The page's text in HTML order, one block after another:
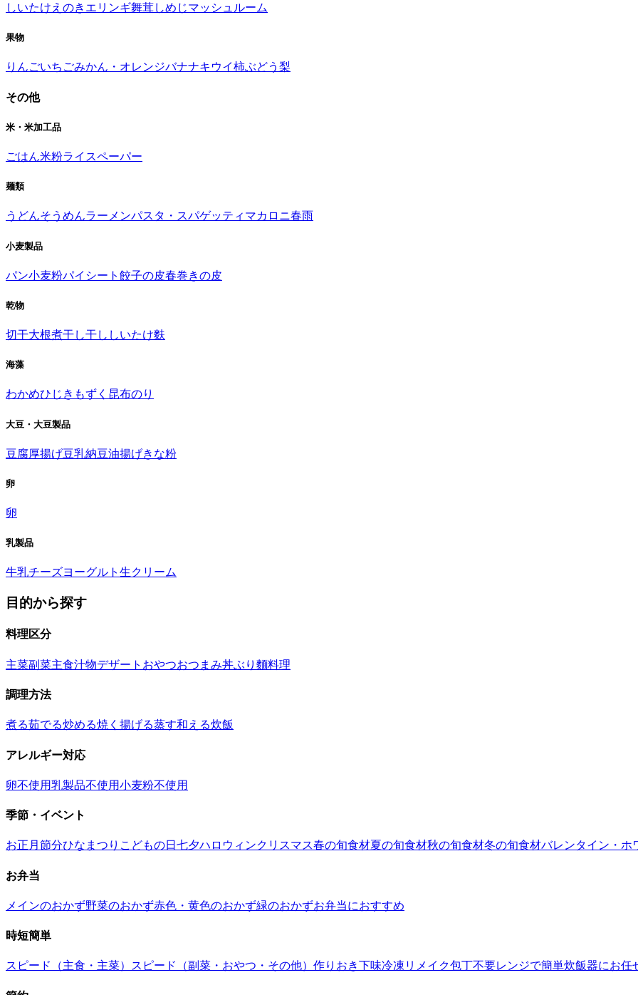
しいたけ えのき エリンギ舞茸しめじマッシュルーム
果物
りんごいちごみかん・オレンジバナナキウイ柿ぶどう 梨
その他
米・米加工品
ごはん米粉ライスペーパー
麺類
うどんそうめんラーメンパスタ・スパゲッティ マカロニ春雨
小麦製品
パン小麦粉パイシート 餃子の皮春巻きの皮
乾物
切干大根煮干し干ししいたけ麩
海藻
わかめひじき もずく 昆布のり
大豆・大豆製品
豆腐厚揚げ豆乳納豆油揚げきな粉
卵
卵
乳製品
牛乳チーズヨーグルト 生クリーム
目的から探す
料理区分
主菜副菜主食汁物デザート おやつおつまみ丼ぶり 麵料理
調理方法
煮る茹でる炒める焼く 揚げる蒸す和える炊飯
アレルギー対応
卵不使用乳製品不使用小麦粉不使用
季節・イベント
お正月 節分ひなまつり こどもの日 七夕ハロウィンクリスマス春の旬食材夏の旬食材秋の旬食材冬の旬食材バレンタイン・ホ
お弁当
メインのおかず野菜のおかず赤色・黄色のおかず緑のおかずお弁当におすすめ
時短簡単
スピード（主食・主菜） スピード（副菜・おやつ・その他） 作りおき下味冷凍 リメイク包丁不要レンジで簡単炊飯器にお任